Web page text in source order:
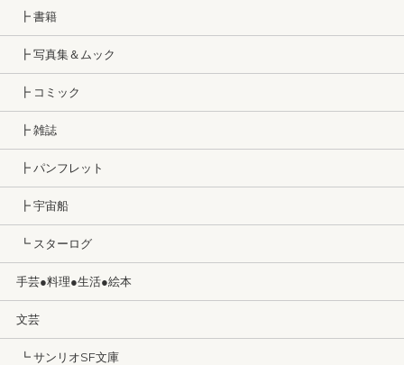
┣ 書籍
┣ 写真集＆ムック
┣ コミック
┣ 雑誌
┣ パンフレット
┣ 宇宙船
┗ スターログ
手芸●料理●生活●絵本
文芸
┗ サンリオSF文庫